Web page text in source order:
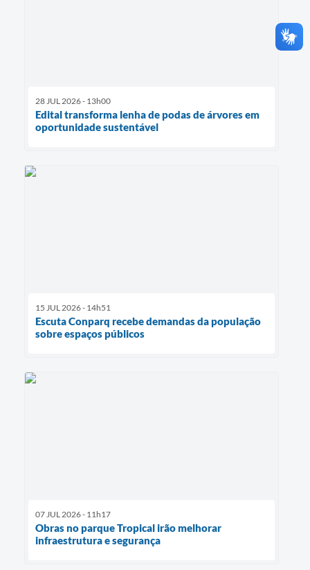
28 JUL 2026 - 13h00
Edital transforma lenha de podas de árvores em
oportunidade sustentável
15 JUL 2026 - 14h51
Escuta Conparq recebe demandas da população
sobre espaços públicos
07 JUL 2026 - 11h17
Obras no parque Tropical irão melhorar
infraestrutura e segurança